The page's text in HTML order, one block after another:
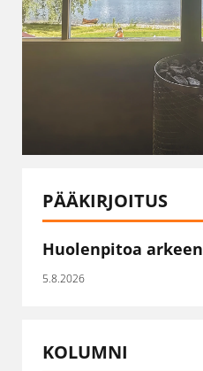
PÄÄKIRJOITUS
Huolenpitoa arkeen
5.8.2026
KOLUMNI